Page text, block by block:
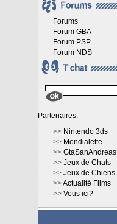
Forums
Forum GBA
Forum PSP
Forum NDS
Partenaires:
>> Nintendo 3ds
>> Mondialette
>> GtaSanAndreas
>> Jeux de Chats
>> Jeux de Chiens
>>Actualité Films
>> Vous ici?